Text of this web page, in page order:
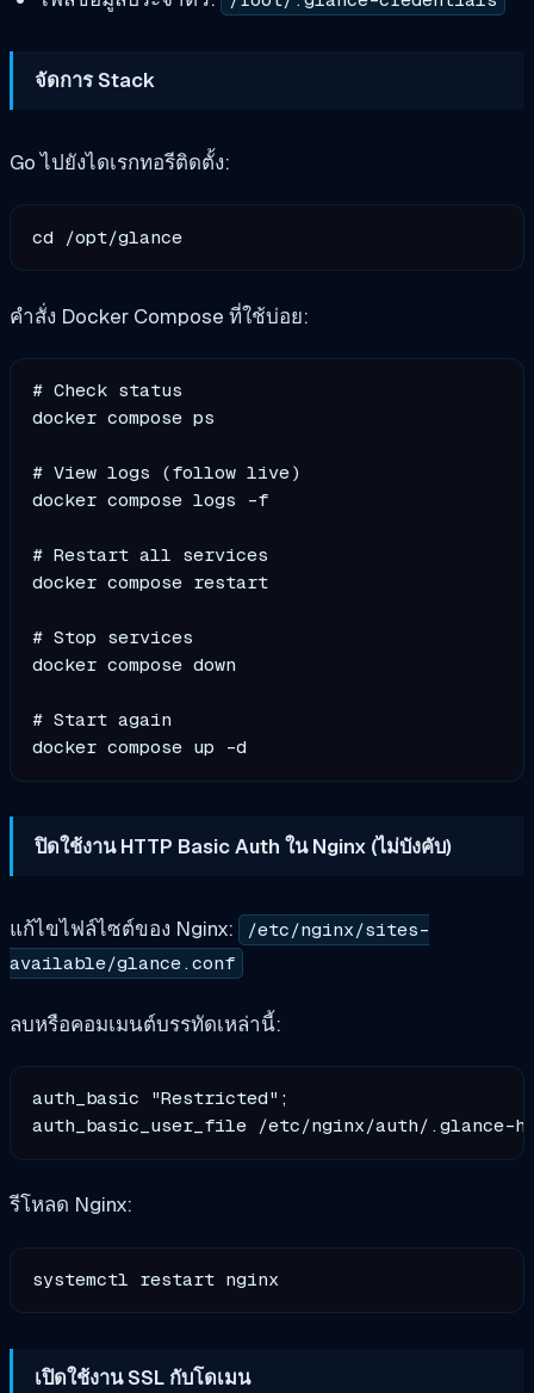
จัดการ Stack
Go ไปยังไดเรกทอรีติดตั้ง:
คำสั่ง Docker Compose ที่ใช้บ่อย:
# Check status
docker compose ps
# View logs (follow live)
docker compose logs -f
# Restart all services
docker compose restart
# Stop services
docker compose down
# Start again
ปิดใช้งาน HTTP Basic Auth ใน Nginx (ไม่บังคับ)
แก้ไขไฟล์ไซต์ของ Nginx:
/etc/nginx/sites-
available/glance.conf
ลบหรือคอมเมนต์บรรทัดเหล่านี้:
auth_basic "Restricted";
รีโหลด Nginx:
เปิดใช้งาน SSL กับโดเมน